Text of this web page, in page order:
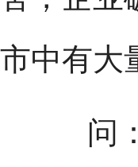
市中有大
问：